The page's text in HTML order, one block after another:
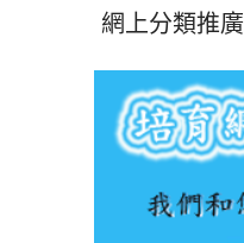
網上分類推廣